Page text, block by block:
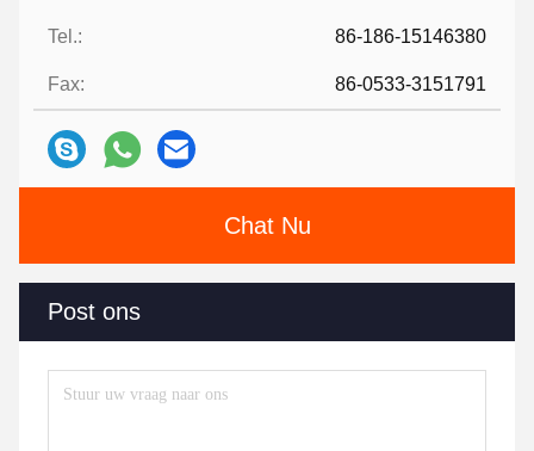
Tel.: 86-186-15146380
Fax: 86-0533-3151791
Chat Nu
Post ons